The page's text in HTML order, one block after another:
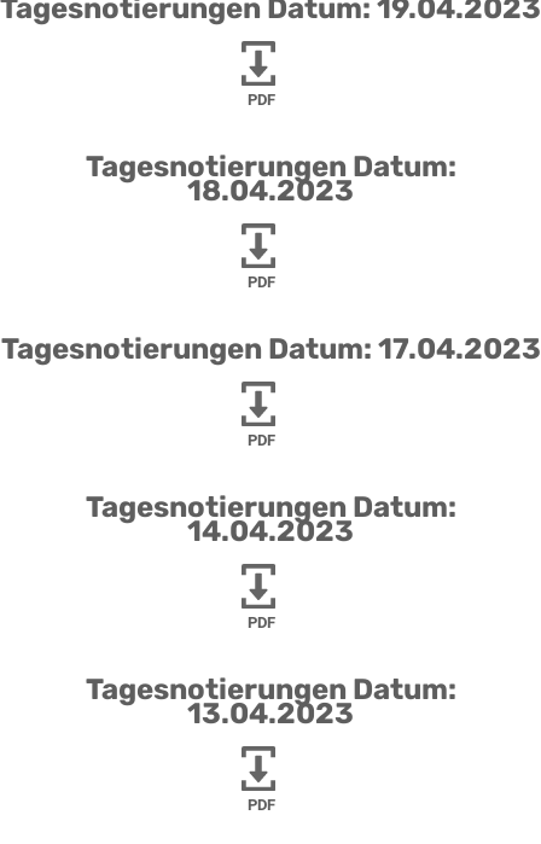
Tagesnotierungen Datum: 19.04.2023
PDF
Tagesnotierungen Datum:
18.04.2023
PDF
Tagesnotierungen Datum: 17.04.2023
PDF
Tagesnotierungen Datum:
14.04.2023
PDF
Tagesnotierungen Datum:
13.04.2023
PDF